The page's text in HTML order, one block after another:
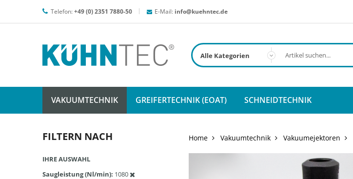
Telefon:+49 (0) 2351 7880-50 E-Mail: info@kuehntec.de
VAKUUMTECHNIK GREIFERTECHNIK (EOAT) SCHNEIDTECHNIK
FILTERN NACH
IHRE AUSWAHL
Saugleistung (Nl/min) 1080
Home Vakuumtechnik Vakuumejektoren